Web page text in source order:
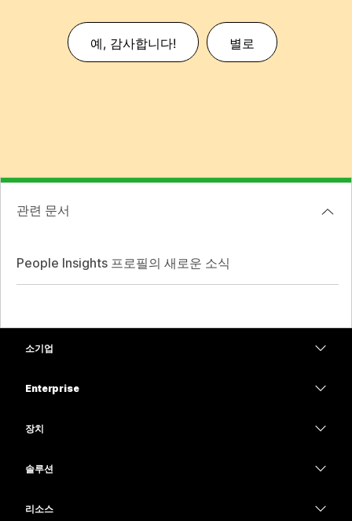
예, 감사합니다! 별로
관련 문서
People Insights 프로필의 새로운 소식
소기업
Enterprise
장치
솔루션
리소스